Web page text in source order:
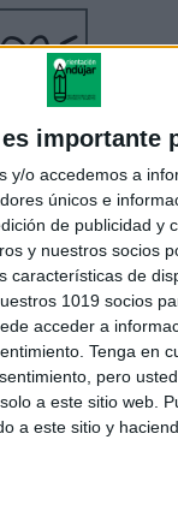
importante
y/o accedemos a
únicos e
de publicidad y
y nuestros socios
de
1019 socios
acceder a
Tenga en
pero
a este sitio web.
a este sitio y